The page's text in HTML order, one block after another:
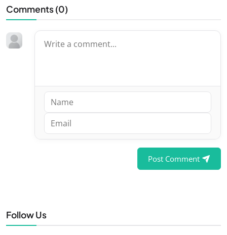
Comments (0)
Post Comment
Follow Us